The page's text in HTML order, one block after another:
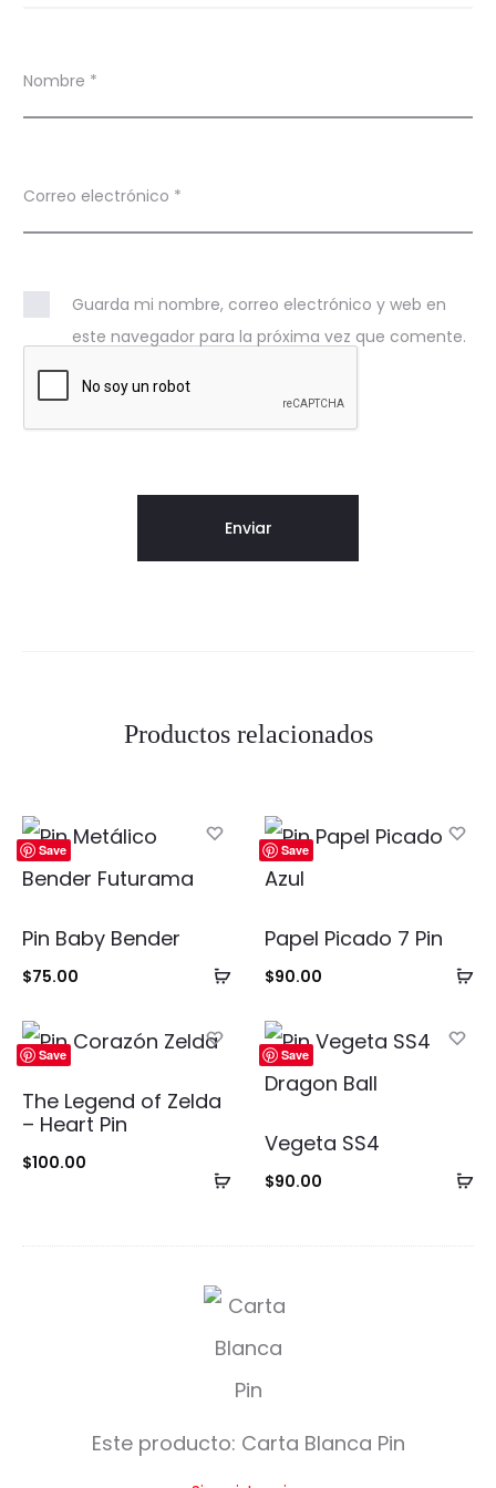
Nombre *
Correo electrónico *
Guarda mi nombre, correo electrónico y web en
este navegador para la próxima vez que comente.
Productos relacionados
Save
Añadir
carrito
Pin Baby Bender
$75.00
Save
Papel Picado 7 Pin
$90.00
Save
Añadir
carrito
The Legend of Zelda
– Heart Pin
$100.00
Save
Vegeta SS4
$90.00
C
a
r
Este producto: Carta Blanca Pin